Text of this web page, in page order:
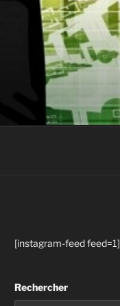
[instagram-feed feed=1]
Rechercher